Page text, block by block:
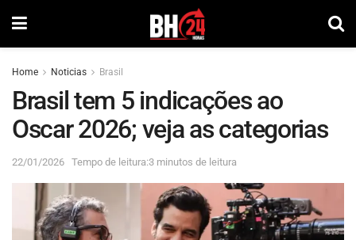
Home Noticias Brasil
Brasil tem 5 indicações ao
Oscar 2026; veja as categorias
22/01/2026 Tempo de leitura:3 minutos de leitura